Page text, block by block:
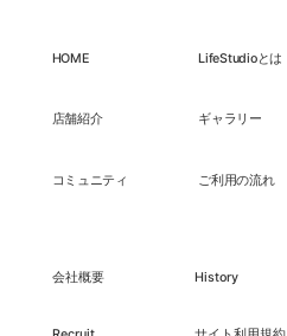
HOME LifeStudioとは
店舗紹介 ギャラリー
コミュニティ ご利用の流れ
会社概要 History